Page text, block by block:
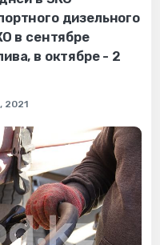
дизельного
в сентябре
в октябре - 2
2021